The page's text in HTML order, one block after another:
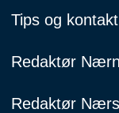
Tips og
Redaktør
Redaktør